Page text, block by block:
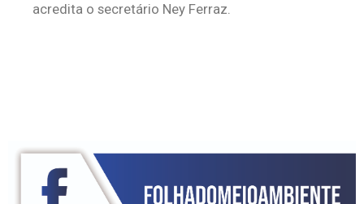
acredita o secretário Ney Ferraz.